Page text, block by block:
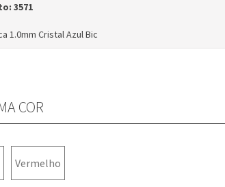
3571
1.0mm Cristal Azul Bic
COR
Vermelho